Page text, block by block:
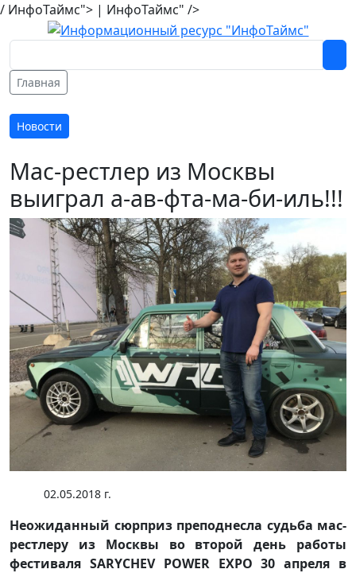
/ ИнфоТаймс"> | ИнфоТаймс" />
Главная
Новости
Мас-рестлер из Москвы
выиграл а-ав-фта-ма-би-иль!!!
02.05.2018 г.
Неожиданный сюрприз преподнесла судьба мас-
рестлеру из Москвы во второй день работы
фестиваля SARYCHEV POWER EXPO 30 апреля в